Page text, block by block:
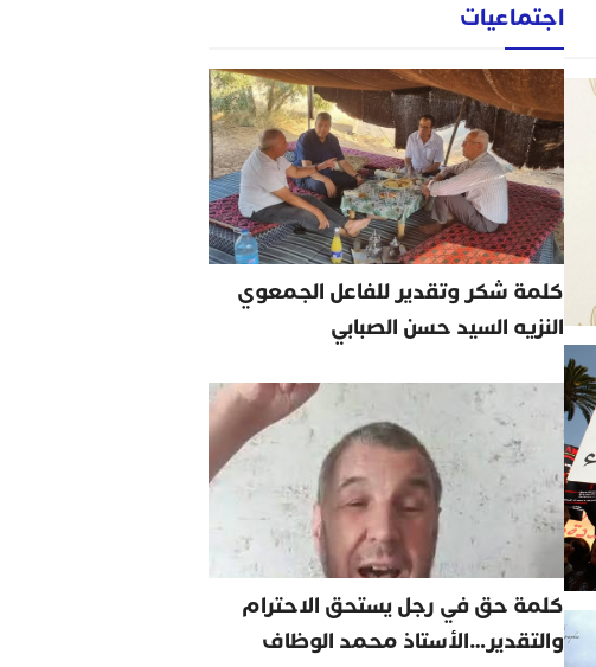
اجتماعيات
كلمة شكر وتقدير للفاعل الجمعوي
النزيه السيد حسن الصبابي
كلمة حق في رجل يستحق الاحترام
والتقدير…الأستاذ محمد الوظاف